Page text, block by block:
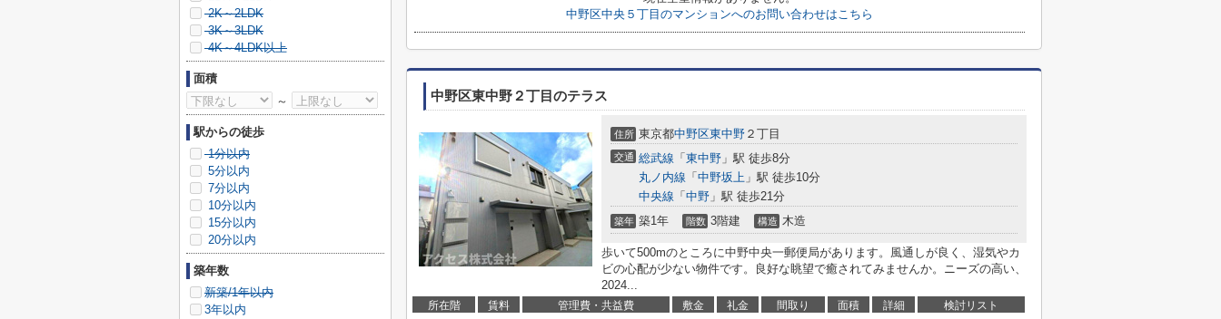
中野区中央５丁目のマンションへのお問い合わせはこちら
中野区東中野２丁目のテラス
住所 東京都中野区東中野 ２丁目
交通 総武線 「 東中野 」駅 徒歩8分
丸ノ内線 「 中野坂上 」駅 徒歩10分
中央線 「 中野 」駅 徒歩21分
築年 築1年 階数 3階建 構造 木造
歩いて500mのところに中野中央一郵便局があります。風通しが良く、湿気やカ
ビの心配が少ない物件です。良好な眺望で癒されてみませんか。ニーズの高い、
2024...
所在階 賃料 管理費・共益費 敷金 礼金 間取り 面積 詳細 検討リスト
2K～2LDK
3K～3LDK
4K～4LDK以上
面積
～
駅からの徒歩
1分以内
5分以内
7分以内
10分以内
15分以内
20分以内
築年数
新築/1年以内
3年以内